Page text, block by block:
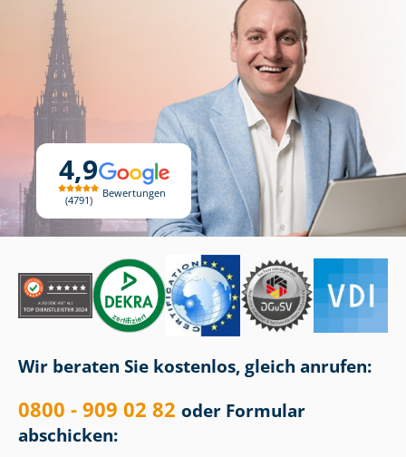
4,9
4791
Bewertungen
Wir beraten Sie kostenlos, gleich anrufen:
0800 - 909 02 82 oder Formular
abschicken: